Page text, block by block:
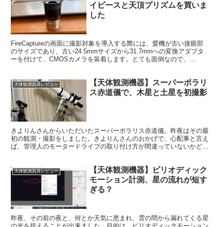
イピースと天頂プリズムを買いま
した
FireCaptureの画面に撮影対象を導入する際には、愛機が古い接眼部
のサイズであり、古い24.5mmサイズから31.7mmへの変換アダプタ
ーを付けて、CMOSカメラを装着します。とても面倒なので、
天体観測器具レビュー
【天体観測機器】スーパーポラリ
ス赤道儀で、木星と土星を初撮影
きよりんさんからいただいたスーパーポラリス赤道儀。昨夜はその最
初の観測・撮影をしました。きよりんさんのおかげで、心配事と言え
ば、管理人のモータードライブの取り付け方が間違っていないかどう
天体観測器具レビュー
【天体観測機器】ピリオディック
モーション計測、星の流れが短す
ぎる？
昨夜、その前の夜と、何とか天気に恵まれ、雲の間から漏れてくる星